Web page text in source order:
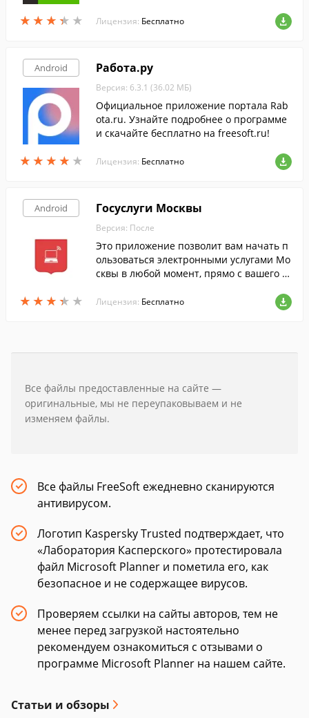
★ ★ ★ ★ ★
★ ★ ★ ★ ★ Лицензия: Бесплатно
Android
★ ★ ★ ★ ★
★ ★ ★ ★ ★
Работа.ру
Версия: 6.3.1 (36.02 МБ)
Официальное приложение портала Rab
ota.ru. Узнайте подробнее о программе
и скачайте бесплатно на freesoft.ru!
Лицензия: Бесплатно
Android
★ ★ ★ ★ ★
★ ★ ★ ★ ★
Госуслуги Москвы
Версия: После
Это приложение позволит вам начать п
ользоваться электронными услугами Мо
сквы в любой момент, прямо с вашего м
Лицензия: Бесплатно
Все файлы предоставленные на сайте —
оригинальные, мы не переупаковываем и не
изменяем файлы.
Все файлы FreeSoft ежедневно сканируются
антивирусом.
Логотип Kaspersky Trusted подтверждает, что
«Лаборатория Касперского» протестировала
файл Microsoft Planner и пометила его, как
безопасное и не содержащее вирусов.
Проверяем ссылки на сайты авторов, тем не
менее перед загрузкой настоятельно
рекомендуем ознакомиться с отзывами о
программе Microsoft Planner на нашем сайте.
Статьи и обзоры